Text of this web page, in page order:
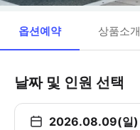
옵션예약 상품소개
날짜 및 인원 선택
2026.08.09(일)